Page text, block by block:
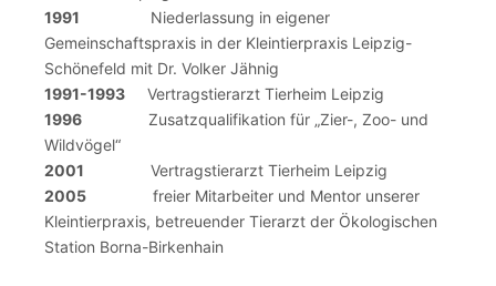
1991 Niederlassung in eigener
Gemeinschaftspraxis in der Kleintierpraxis Leipzig-
Schönefeld mit Dr. Volker Jähnig
1991-1993 Vertragstierarzt Tierheim Leipzig
1996 Zusatzqualifikation für „Zier-, Zoo- und
Wildvögel“
2001 Vertragstierarzt Tierheim Leipzig
2005 freier Mitarbeiter und Mentor unserer
Kleintierpraxis, betreuender Tierarzt der Ökologischen
Station Borna-Birkenhain